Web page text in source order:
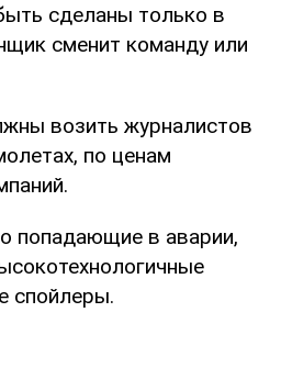
сделаны только в
сменит команду или
возить журналистов
по ценам
попадающие в аварии,
спойлеры.